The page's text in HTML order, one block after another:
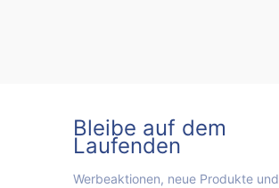
Bleibe auf dem
Laufenden
Werbeaktionen, neue Produkte und